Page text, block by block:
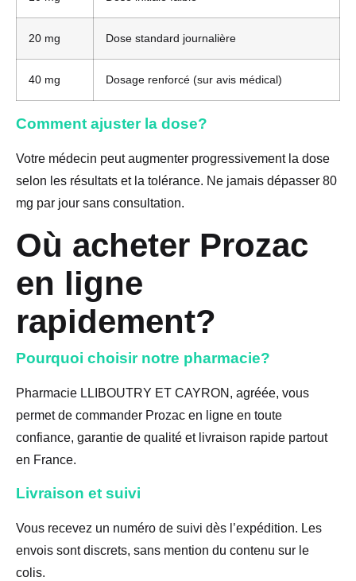
20 mg Dose standard journalière
40 mg Dosage renforcé (sur avis médical)
Comment ajuster la dose?
Votre médecin peut augmenter progressivement la dose
selon les résultats et la tolérance. Ne jamais dépasser 80
mg par jour sans consultation.
Où acheter Prozac
en ligne
rapidement?
Pourquoi choisir notre pharmacie?
Pharmacie LLIBOUTRY ET CAYRON, agréée, vous
permet de commander Prozac en ligne en toute
confiance, garantie de qualité et livraison rapide partout
en France.
Livraison et suivi
Vous recevez un numéro de suivi dès l’expédition. Les
envois sont discrets, sans mention du contenu sur le
colis.